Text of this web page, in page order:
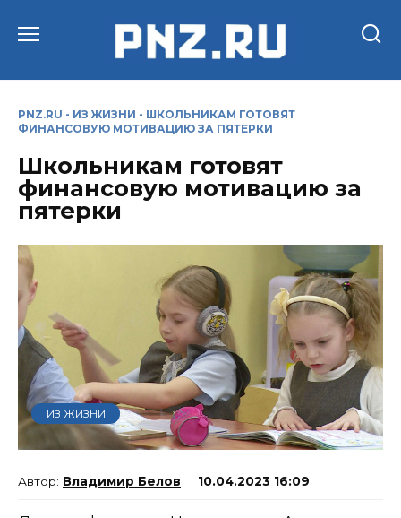
PNZ.RU - ИЗ ЖИЗНИ - ШКОЛЬНИКАМ ГОТОВЯТ
ФИНАНСОВУЮ МОТИВАЦИЮ ЗА ПЯТЕРКИ
Школьникам готовят
финансовую мотивацию за
пятерки
ИЗ ЖИЗНИ
Владимир Белов 10.04.2023 16:09